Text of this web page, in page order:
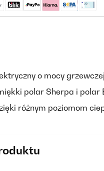
o mocy
polar Sherpa i polar
różnym poziomom